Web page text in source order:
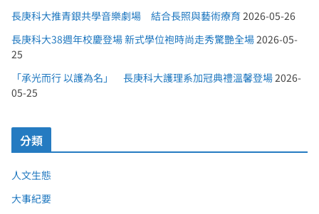
長庚科大推青銀共學音樂劇場 結合長照與藝術療育 2026-05-26
長庚科大38週年校慶登場 新式學位袍時尚走秀驚艷全場2026-05-
25
「承光而行 以護為名」 長庚科大護理系加冠典禮溫馨登場2026-
05-25
分類
人文生態
大事紀要